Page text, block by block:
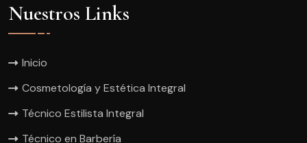
Nuestros Links
Inicio
Cosmetología y Estética Integral
Técnico Estilista Integral
Técnico en Barbería